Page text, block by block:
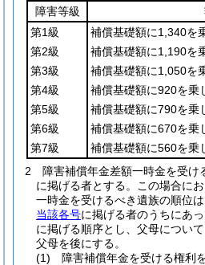
障害等級
第1級
補償基礎額に1,340を
第2級
補償基礎額に1,190を
第3級
補償基礎額に1,050を
第4級
補償基礎額に920を乗
第5級
補償基礎額に790を乗
第6級
補償基礎額に670を乗
第7級
補償基礎額に560を乗
2
障害補償年金差額一時金を受け
に掲げる者とする。
この場合に
一時金を受けるべき遺族の順位は
当該各号に掲げる者のうちにあ
に掲げる順序とし、父母につい
父母を後にする。
(1)
障害補償年金を受ける権利